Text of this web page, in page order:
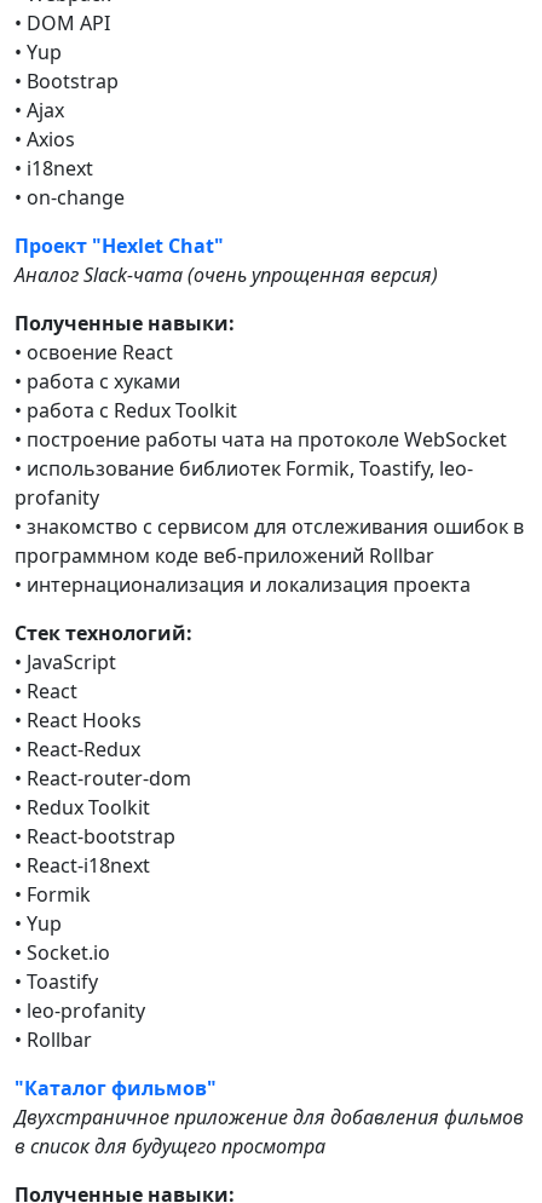
• DOM API
• Yup
• Bootstrap
• Ajax
• Axios
• i18next
• on-change
Проект "Hexlet Chat"
Аналог Slack-чата (очень упрощенная версия)
Полученные навыки:
• освоение React
• работа с хуками
• работа с Redux Toolkit
• построение работы чата на протоколе WebSocket
• использование библиотек Formik, Toastify, leo-
profanity
• знакомство с сервисом для отслеживания ошибок в
программном коде веб-приложений Rollbar
• интернационализация и локализация проекта
Стек технологий:
• JavaScript
• React
• React Hooks
• React-Redux
• React-router-dom
• Redux Toolkit
• React-bootstrap
• React-i18next
• Formik
• Yup
• Socket.io
• Toastify
• leo-profanity
• Rollbar
"Каталог фильмов"
Двухстраничное приложение для добавления фильмов
в список для будущего просмотра
Полученные навыки: